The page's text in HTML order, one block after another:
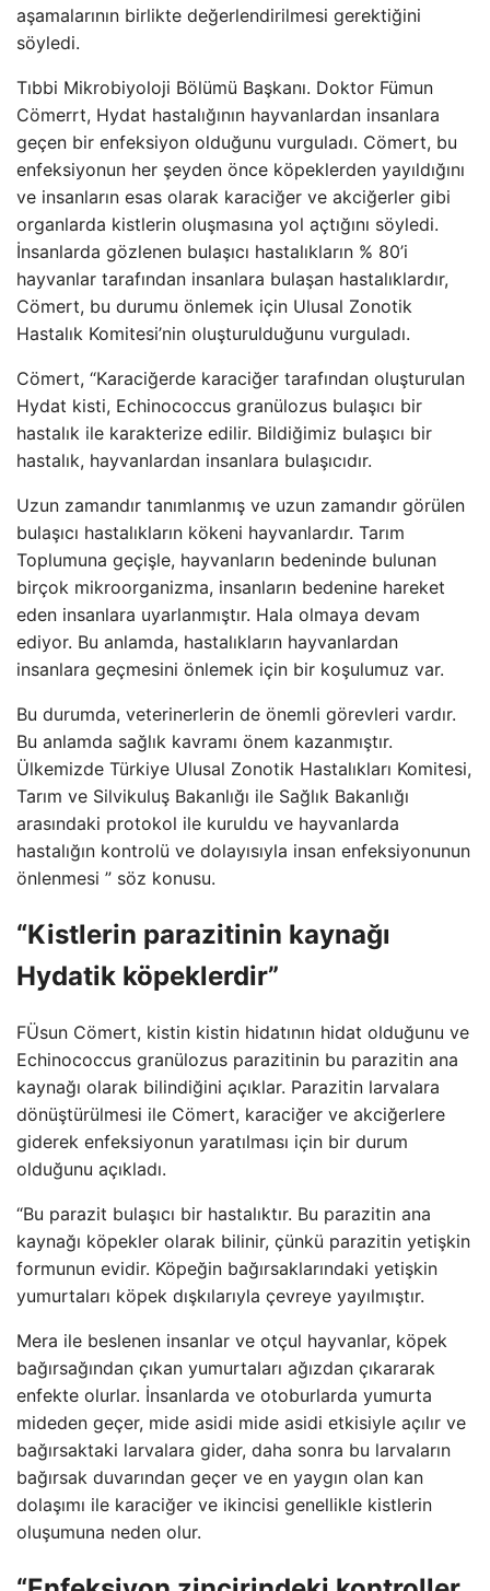
aşamalarının birlikte değerlendirilmesi gerektiğini
söyledi.
Tıbbi Mikrobiyoloji Bölümü Başkanı. Doktor Fümun
Cömerrt, Hydat hastalığının hayvanlardan insanlara
geçen bir enfeksiyon olduğunu vurguladı. Cömert, bu
enfeksiyonun her şeyden önce köpeklerden yayıldığını
ve insanların esas olarak karaciğer ve akciğerler gibi
organlarda kistlerin oluşmasına yol açtığını söyledi.
İnsanlarda gözlenen bulaşıcı hastalıkların % 80’i
hayvanlar tarafından insanlara bulaşan hastalıklardır,
Cömert, bu durumu önlemek için Ulusal Zonotik
Hastalık Komitesi’nin oluşturulduğunu vurguladı.
Cömert, “Karaciğerde karaciğer tarafından oluşturulan
Hydat kisti, Echinococcus granülozus bulaşıcı bir
hastalık ile karakterize edilir. Bildiğimiz bulaşıcı bir
hastalık, hayvanlardan insanlara bulaşıcıdır.
Uzun zamandır tanımlanmış ve uzun zamandır görülen
bulaşıcı hastalıkların kökeni hayvanlardır. Tarım
Toplumuna geçişle, hayvanların bedeninde bulunan
birçok mikroorganizma, insanların bedenine hareket
eden insanlara uyarlanmıştır. Hala olmaya devam
ediyor. Bu anlamda, hastalıkların hayvanlardan
insanlara geçmesini önlemek için bir koşulumuz var.
Bu durumda, veterinerlerin de önemli görevleri vardır.
Bu anlamda sağlık kavramı önem kazanmıştır.
Ülkemizde Türkiye Ulusal Zonotik Hastalıkları Komitesi,
Tarım ve Silvikuluş Bakanlığı ile Sağlık Bakanlığı
arasındaki protokol ile kuruldu ve hayvanlarda
hastalığın kontrolü ve dolayısıyla insan enfeksiyonunun
önlenmesi ” söz konusu.
“Kistlerin parazitinin kaynağı
Hydatik köpeklerdir”
FÜsun Cömert, kistin kistin hidatının hidat olduğunu ve
Echinococcus granülozus parazitinin bu parazitin ana
kaynağı olarak bilindiğini açıklar. Parazitin larvalara
dönüştürülmesi ile Cömert, karaciğer ve akciğerlere
giderek enfeksiyonun yaratılması için bir durum
olduğunu açıkladı.
“Bu parazit bulaşıcı bir hastalıktır. Bu parazitin ana
kaynağı köpekler olarak bilinir, çünkü parazitin yetişkin
formunun evidir. Köpeğin bağırsaklarındaki yetişkin
yumurtaları köpek dışkılarıyla çevreye yayılmıştır.
Mera ile beslenen insanlar ve otçul hayvanlar, köpek
bağırsağından çıkan yumurtaları ağızdan çıkararak
enfekte olurlar. İnsanlarda ve otoburlarda yumurta
mideden geçer, mide asidi mide asidi etkisiyle açılır ve
bağırsaktaki larvalara gider, daha sonra bu larvaların
bağırsak duvarından geçer ve en yaygın olan kan
dolaşımı ile karaciğer ve ikincisi genellikle kistlerin
oluşumuna neden olur.